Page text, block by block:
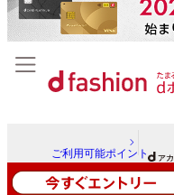
ご利用可能ポイント